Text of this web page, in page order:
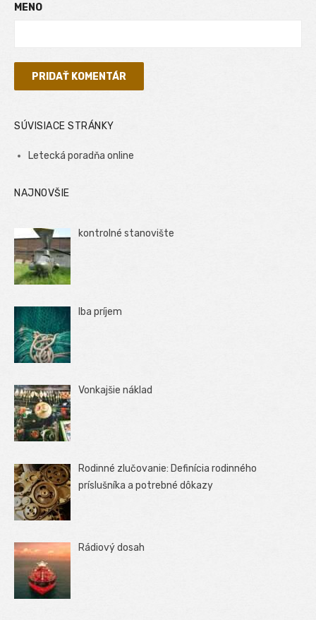
MENO
SÚVISIACE STRÁNKY
Letecká poradňa online
NAJNOVŠIE
kontrolné stanovište
Iba príjem
Vonkajšie náklad
Rodinné zlučovanie: Definícia rodinného
príslušníka a potrebné dôkazy
Rádiový dosah